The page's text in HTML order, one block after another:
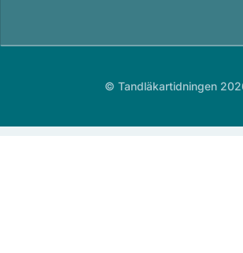
© Tandläkartidningen